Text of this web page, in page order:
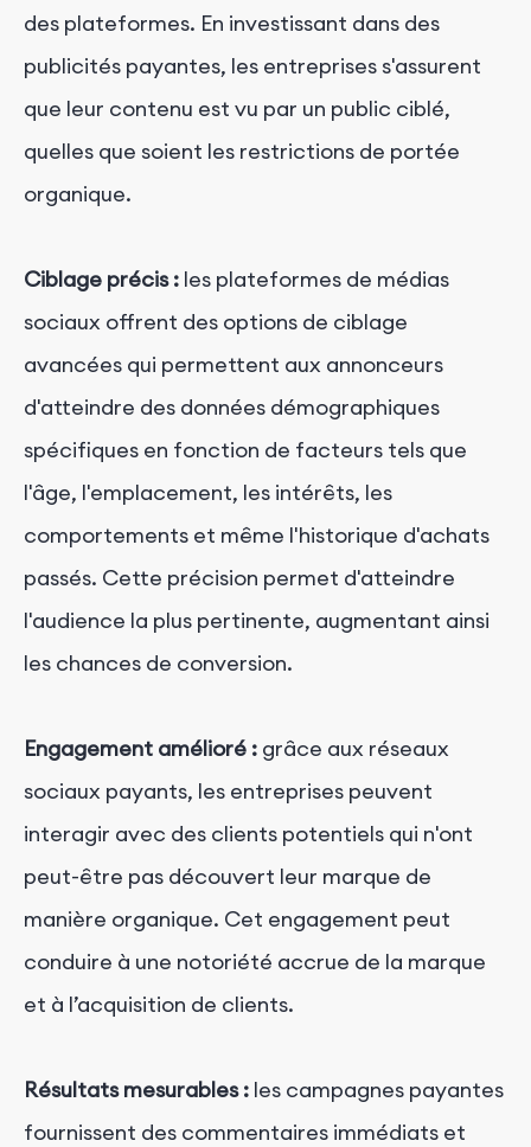
des plateformes. En investissant dans des
publicités payantes, les entreprises s'assurent
que leur contenu est vu par un public ciblé,
quelles que soient les restrictions de portée
organique.
Ciblage précis : les plateformes de médias
sociaux offrent des options de ciblage
avancées qui permettent aux annonceurs
d'atteindre des données démographiques
spécifiques en fonction de facteurs tels que
l'âge, l'emplacement, les intérêts, les
comportements et même l'historique d'achats
passés. Cette précision permet d'atteindre
l'audience la plus pertinente, augmentant ainsi
les chances de conversion.
Engagement amélioré : grâce aux réseaux
sociaux payants, les entreprises peuvent
interagir avec des clients potentiels qui n'ont
peut-être pas découvert leur marque de
manière organique. Cet engagement peut
conduire à une notoriété accrue de la marque
et à l’acquisition de clients.
Résultats mesurables : les campagnes payantes
fournissent des commentaires immédiats et